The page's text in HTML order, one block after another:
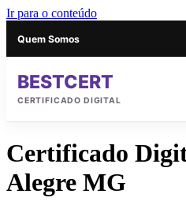
Ir para o conteúdo
Quem Somos
BESTCERT
CERTIFICADO DIGITAL
Certificado
Alegre MG